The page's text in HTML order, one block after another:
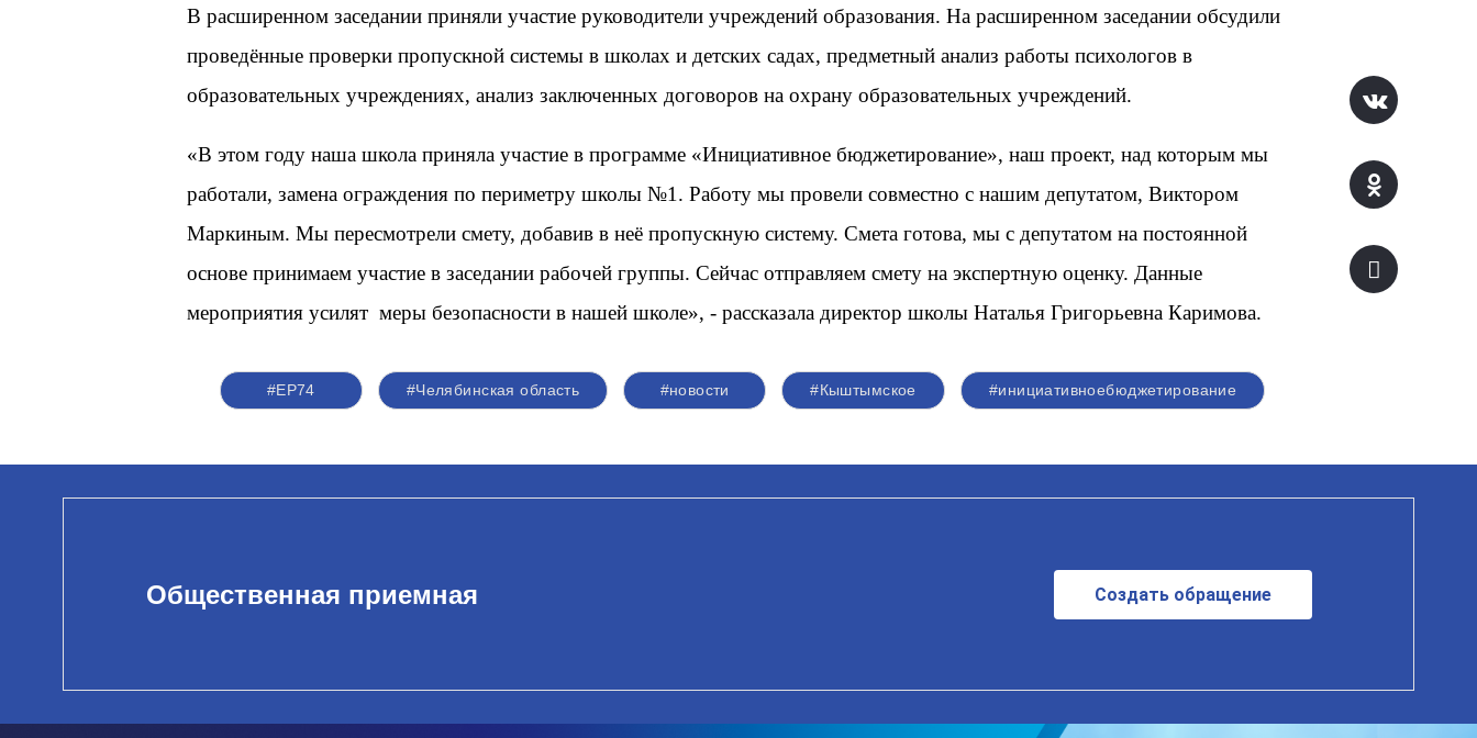
В расширенном заседании приняли участие руководители учреждений образования. На расширенном заседании обсудили
проведённые проверки пропускной системы в школах и детских садах, предметный анализ работы психологов в
образовательных учреждениях, анализ заключенных договоров на охрану образовательных учреждений.
«В этом году наша школа приняла участие в программе «Инициативное бюджетирование», наш проект, над которым мы
работали, замена ограждения по периметру школы №1. Работу мы провели совместно с нашим депутатом, Виктором
Маркиным. Мы пересмотрели смету, добавив в неё пропускную систему. Смета готова, мы с депутатом на постоянной
основе принимаем участие в заседании рабочей группы. Сейчас отправляем смету на экспертную оценку. Данные
мероприятия усилят меры безопасности в нашей школе», - рассказала директор школы Наталья Григорьевна Каримова.
#ЕР74 #Челябинская область #новости #Кыштымское #инициативноебюджетирование
Общественная приемная Создать обращение